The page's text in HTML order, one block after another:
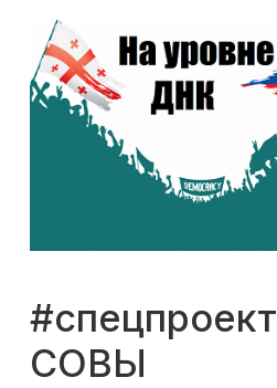
#спецпроект
СОВЫ